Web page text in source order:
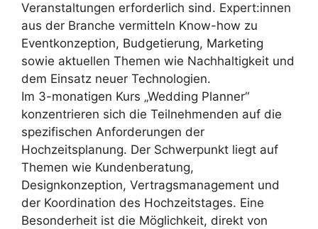
Veranstaltungen erforderlich sind. Expert:innen
aus der Branche vermitteln Know-how zu
Eventkonzeption, Budgetierung, Marketing
sowie aktuellen Themen wie Nachhaltigkeit und
dem Einsatz neuer Technologien.
Im 3-monatigen Kurs „Wedding Planner“
konzentrieren sich die Teilnehmenden auf die
spezifischen Anforderungen der
Hochzeitsplanung. Der Schwerpunkt liegt auf
Themen wie Kundenberatung,
Designkonzeption, Vertragsmanagement und
der Koordination des Hochzeitstages. Eine
Besonderheit ist die Möglichkeit, direkt von